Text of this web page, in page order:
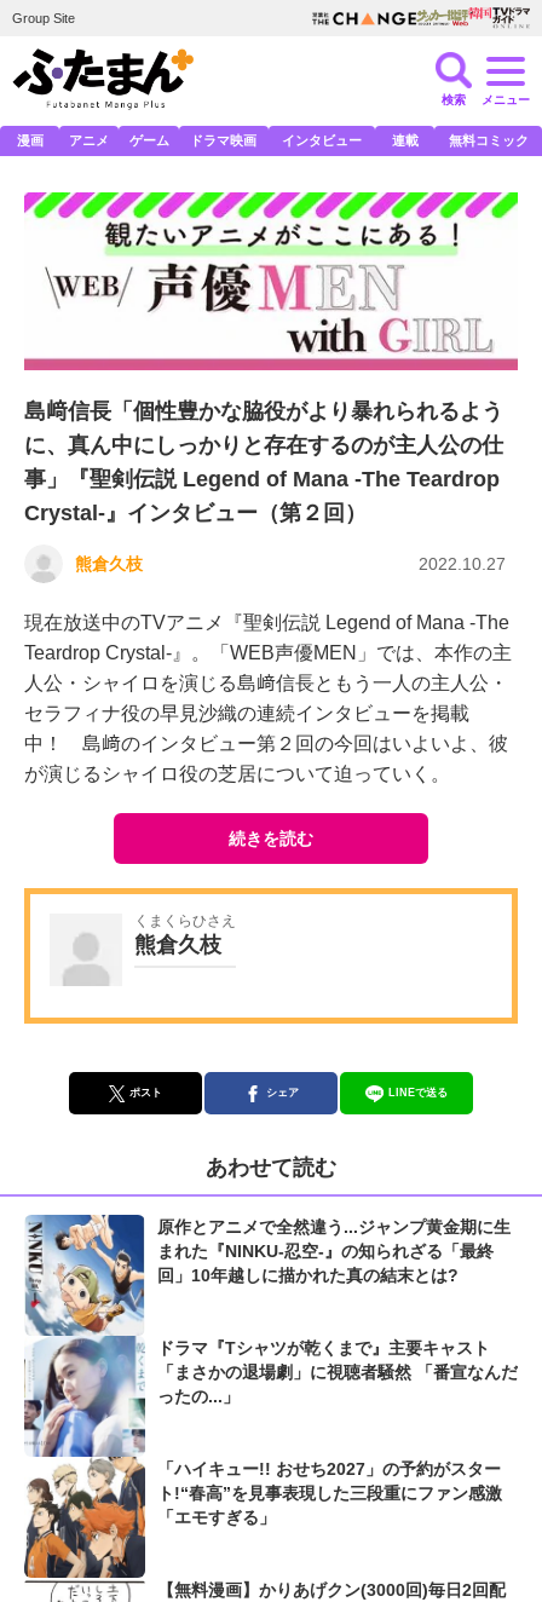
Group Site
検索 メニュー
漫画 アニメ ゲーム ドラマ映画 インタビュー 連載 無料コミック
島﨑信長「個性豊かな脇役がより暴れられるよう
に、真ん中にしっかりと存在するのが主人公の仕
事」『聖剣伝説 Legend of Mana -The Teardrop
Crystal-』インタビュー（第２回）
熊倉久枝 2022.10.27
現在放送中のTVアニメ『聖剣伝説 Legend of Mana -The
Teardrop Crystal-』。「WEB声優MEN」では、本作の主
人公・シャイロを演じる島﨑信長ともう一人の主人公・
セラフィナ役の早見沙織の連続インタビューを掲載
中！ 島﨑のインタビュー第２回の今回はいよいよ、彼
が演じるシャイロ役の芝居について迫っていく。
続きを読む
くまくらひさえ
熊倉久枝
ポスト シェア LINEで送る
あわせて読む
原作とアニメで全然違う...ジャンプ黄金期に生
まれた『NINKU-忍空-』の知られざる「最終
回」10年越しに描かれた真の結末とは?
ドラマ『Tシャツが乾くまで』主要キャスト
「まさかの退場劇」に視聴者騒然 「番宣なんだ
ったの...」
「ハイキュー!! おせち2027」の予約がスター
ト!“春高”を見事表現した三段重にファン感激
「エモすぎる」
【無料漫画】かりあげクン(3000回)毎日2回配